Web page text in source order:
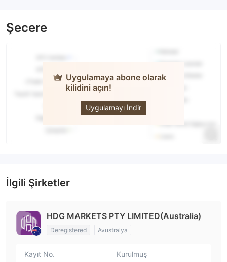
Şecere
Uygulamaya abone olarak
kilidini açın!
Uygulamayı İndir
HDG
İlgili Şirketler
HDG MARKETS PTY LIMITED(Australia)
Deregistered Avustralya
Kayıt No.
Kurulmuş